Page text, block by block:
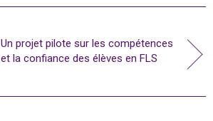
Un projet pilote sur les compétences
et la confiance des élèves en FLS